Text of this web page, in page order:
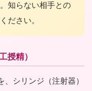
知らない相手との
ださい。
授精）
シリンジ（注射器）